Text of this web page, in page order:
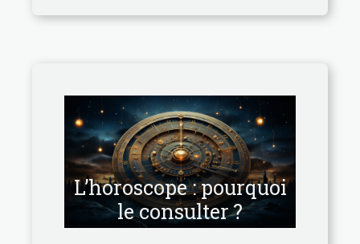
L’horoscope : pourquoi
le consulter ?